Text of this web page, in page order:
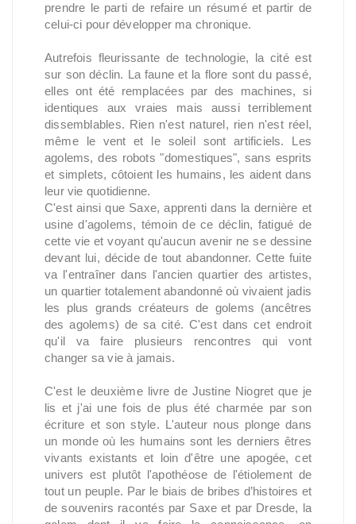
prendre le parti de refaire un résumé et partir de
celui-ci pour développer ma chronique.
Autrefois fleurissante de technologie, la cité est
sur son déclin. La faune et la flore sont du passé,
elles ont été remplacées par des machines, si
identiques aux vraies mais aussi terriblement
dissemblables. Rien n'est naturel, rien n'est réel,
même le vent et le soleil sont artificiels. Les
agolems, des robots "domestiques", sans esprits
et simplets, côtoient les humains, les aident dans
leur vie quotidienne.
C'est ainsi que Saxe, apprenti dans la dernière et
usine d'agolems, témoin de ce déclin, fatigué de
cette vie et voyant qu'aucun avenir ne se dessine
devant lui, décide de tout abandonner. Cette fuite
va l'entraîner dans l'ancien quartier des artistes,
un quartier totalement abandonné où vivaient jadis
les plus grands créateurs de golems (ancêtres
des agolems) de sa cité. C'est dans cet endroit
qu'il va faire plusieurs rencontres qui vont
changer sa vie à jamais.
C'est le deuxième livre de Justine Niogret que je
lis et j'ai une fois de plus été charmée par son
écriture et son style. L'auteur nous plonge dans
un monde où les humains sont les derniers êtres
vivants existants et loin d'être une apogée, cet
univers est plutôt l'apothéose de l'étiolement de
tout un peuple. Par le biais de bribes d’histoires et
de souvenirs racontés par Saxe et par Dresde, la